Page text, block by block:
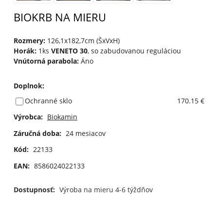
BIOKRB NA MIERU
Rozmery:126,1x182,7cm (ŠxVxH)
Horák: 1ks VENETO 30, so zabudovanou reguláciou
Vnútorná parabola:Áno
Doplnok:
Ochranné sklo
170.15 €
Výrobca: Biokamin
Záručná doba: 24 mesiacov
Kód: 22133
EAN: 8586024022133
Dostupnosť: Výroba na mieru 4-6 týždňov